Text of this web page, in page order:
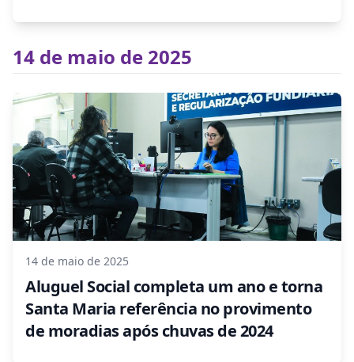
14 de maio de 2025
14 de maio de 2025
Aluguel Social completa um ano e torna
Santa Maria referência no provimento
de moradias após chuvas de 2024